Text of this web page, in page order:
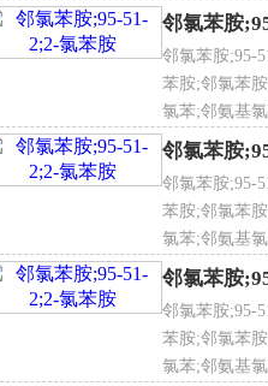
测毒物。实行就业前和定期的体
操作注意事项：密闭操作，提
议操作人员佩戴自吸过滤式防
手套。远离火种、热源，工作
空气中。避免与氧化剂、酸类
消防器材及泄漏应急处理设备
储存注意事项：储存于阴凉、
化学品分开存放，切忌混储。
收容材料。
氯苯
邻氯苯胺
邻氯苯胺;95-
苯胺;邻氯苯
氯苯;邻氨基
氯苯
邻氯苯胺
邻氯苯胺;95-
苯胺;邻氯苯
氯苯;邻氨基
氯苯
邻氯苯胺
邻氯苯胺;95-
苯胺;邻氯苯
氯苯;邻氨基